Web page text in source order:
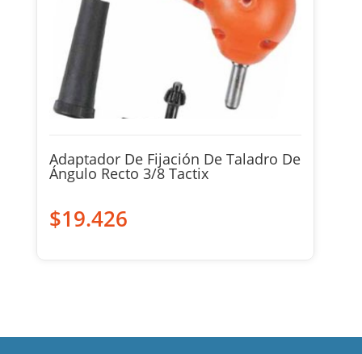
Adaptador De Fijación De Taladro De
Ángulo Recto 3/8 Tactix
$19.426